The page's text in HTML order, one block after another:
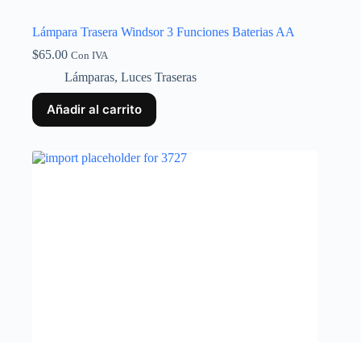
Lámpara Trasera Windsor 3 Funciones Baterias AA
$65.00 Con IVA
Lámparas, Luces Traseras
Añadir al carrito